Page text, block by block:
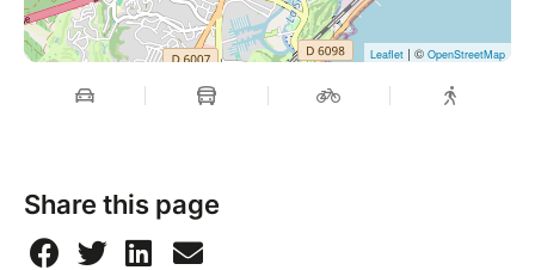
Leaflet | © OpenStreetMap
Share this page